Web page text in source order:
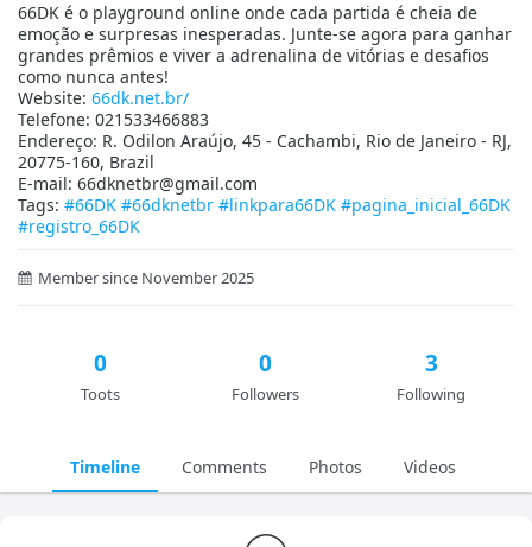
66DK é o playground online onde cada partida é cheia de
emoção e surpresas inesperadas. Junte-se agora para ganhar
grandes prêmios e viver a adrenalina de vitórias e desafios
como nunca antes!
Website: 66dk.net.br/
Telefone: 021533466883
Endereço: R. Odilon Araújo, 45 - Cachambi, Rio de Janeiro - RJ,
20775-160, Brazil
E-mail: 66dknetbr@gmail.com
Tags: #66DK #66dknetbr #linkpara66DK #pagina_inicial_66DK
#registro_66DK
Member since November 2025
0
Toots
0
Followers
3
Following
Timeline Comments Photos Videos